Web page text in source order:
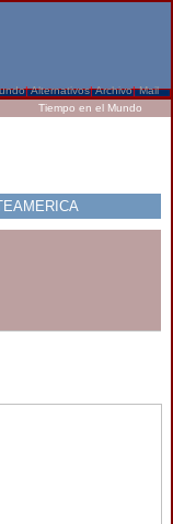
|Alternativos|Archivo| Mail
Tiempo en el Mundo